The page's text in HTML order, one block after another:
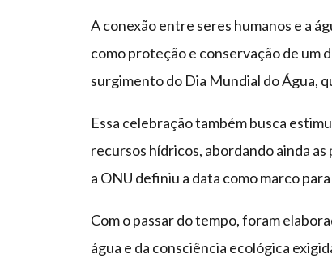
A conexão entre seres humanos e a
como proteção e conservação de um
surgimento do Dia Mundial do Água,
Essa celebração também busca
recursos hídricos, abordando ainda
a ONU definiu a data como marco
Com o passar do tempo, foram
água e da consciência ecológica